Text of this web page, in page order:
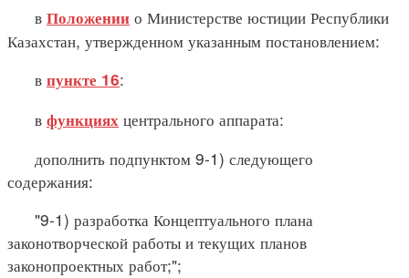
в Положении о Министерстве юстиции Республики
Казахстан, утвержденном указанным постановлением:
в пункте 16:
в функциях центрального аппарата:
дополнить подпунктом 9-1) следующего
содержания:
"9-1) разработка Концептуального плана
законотворческой работы и текущих планов
законопроектных работ;";